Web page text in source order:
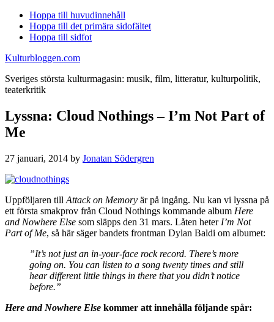
Hoppa till huvudinnehåll
Hoppa till det primära sidofältet
Hoppa till sidfot
Kulturbloggen.com
Sveriges största kulturmagasin: musik, film, litteratur, kulturpolitik,
teaterkritik
Lyssna: Cloud Nothings – I’m Not Part of
Me
27 januari, 2014 by Jonatan Södergren
Uppföljaren till Attack on Memory är på ingång. Nu kan vi lyssna på
ett första smakprov från Cloud Nothings kommande album Here
and Nowhere Else som släpps den 31 mars. Låten heter I’m Not
Part of Me, så här säger bandets frontman Dylan Baldi om albumet:
”It’s not just an in-your-face rock record. There’s more
going on. You can listen to a song twenty times and still
hear different little things in there that you didn’t notice
before.”
Here and Nowhere Else kommer att innehålla följande spår: